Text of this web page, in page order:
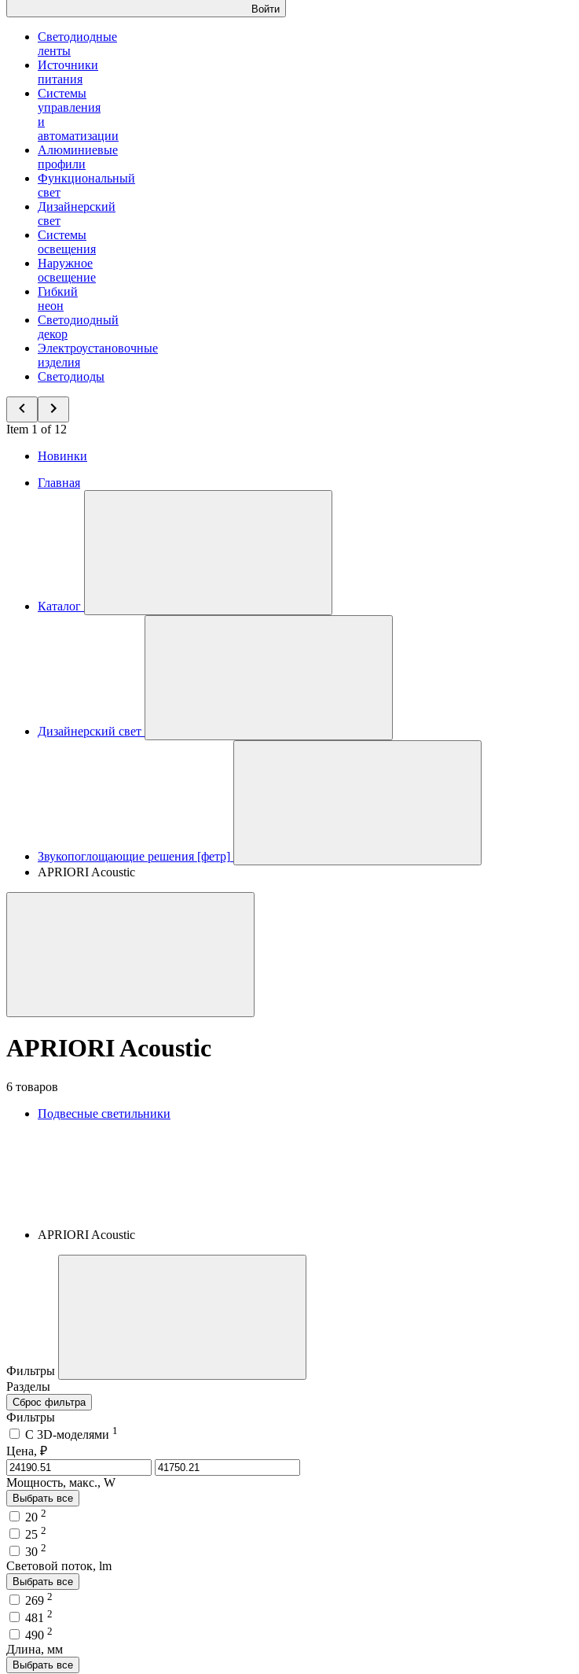
Войти
Светодиодные
ленты
Источники
питания
Системы
управления
и
автоматизации
Алюминиевые
профили
Функциональный
свет
Дизайнерский
свет
Системы
освещения
Наружное
освещение
Гибкий
неон
Светодиодный
декор
Электроустановочные
изделия
Светодиоды
Item 1 of 12
Новинки
Главная
Каталог
Дизайнерский свет
Звукопоглощающие решения [фетр]
APRIORI Acoustic
APRIORI Acoustic
6 товаров
Подвесные светильники
APRIORI Acoustic
Фильтры
Разделы
Сброс фильтра
Фильтры
C 3D-моделями 1
Цена, ₽
Мощность, макс., W
Выбрать все
20 2
25 2
30 2
Световой поток, lm
Выбрать все
269 2
481 2
490 2
Длина, мм
Выбрать все